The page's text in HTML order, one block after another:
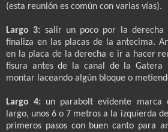
(esta reunión es común con varias vías).
Largo 3: salir un poco por la
finaliza en las placas de la antecima.
en la placa de la derecha e ir a hacer
fisura antes de la canal de la Gatera
montar laceando algún bloque o
Largo 4: un parabolt evidente marca
largo, unos 6 o 7 metros a la izquierda
primeros pasos con buen canto para